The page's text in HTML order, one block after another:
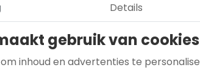
Details
gebruik van cookies
inhoud en advertenties te